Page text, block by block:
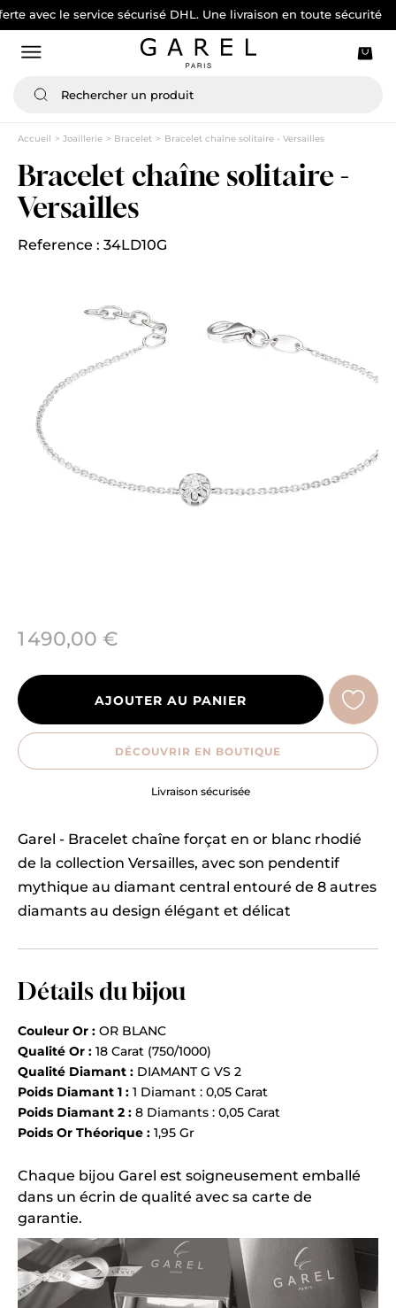
le service sécurisé DHL. Une livraison en toute sécurité
Accueil Joaillerie Bracelet Bracelet chaîne solitaire - Versailles
Bracelet chaîne solitaire -
Versailles
Reference : 34LD10G
1 490,00 €
AJOUTER AU PANIER
DÉCOUVRIR EN BOUTIQUE
Engagement
Garel - Bracelet chaîne forçat en or blanc rhodié
de la collection Versailles, avec son pendentif
mythique au diamant central entouré de 8 autres
diamants au design élégant et délicat
Détails du bijou
Couleur Or : OR BLANC
Qualité Or : 18 Carat (750/1000)
Qualité Diamant : DIAMANT G VS 2
Poids Diamant 1 : 1 Diamant : 0,05 Carat
Poids Diamant 2 : 8 Diamants : 0,05 Carat
Poids Or Théorique : 1,95 Gr
Chaque bijou Garel est soigneusement emballé
dans un écrin de qualité avec sa carte de
garantie.